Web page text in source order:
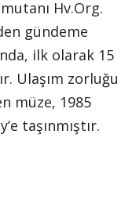
Hv.Org.
gündeme
ilk olarak 15
Ulaşım zorluğu
müze, 1985
taşınmıştır.